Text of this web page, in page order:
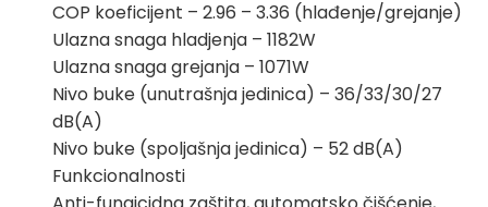
COP koeficijent – 2.96 – 3.36 (hlađenje/grejanje)
Ulazna snaga hladjenja – 1182W
Ulazna snaga grejanja – 1071W
Nivo buke (unutrašnja jedinica) – 36/33/30/27
dB(A)
Nivo buke (spoljašnja jedinica) – 52 dB(A)
Funkcionalnosti